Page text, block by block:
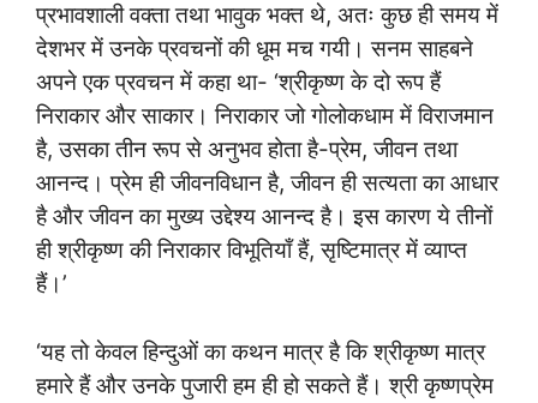
प्रभावशाली वक्ता तथा भावुक भक्त थे, अतः कुछ ही समय में
देशभर में उनके प्रवचनों की धूम मच गयी। सनम साहबने
अपने एक प्रवचन में कहा था- ‘श्रीकृष्ण के दो रूप हैं
निराकार और साकार। निराकार जो गोलोकधाम में विराजमान
है, उसका तीन रूप से अनुभव होता है-प्रेम, जीवन तथा
आनन्द। प्रेम ही जीवनविधान है, जीवन ही सत्यता का आधार
है और जीवन का मुख्य उद्देश्य आनन्द है। इस कारण ये तीनों
ही श्रीकृष्ण की निराकार विभूतियाँ हैं, सृष्टिमात्र में व्याप्त
हैं।’
‘यह तो केवल हिन्दुओं का कथन मात्र है कि श्रीकृष्ण मात्र
हमारे हैं और उनके पुजारी हम ही हो सकते हैं। श्री कृष्णप्रेम